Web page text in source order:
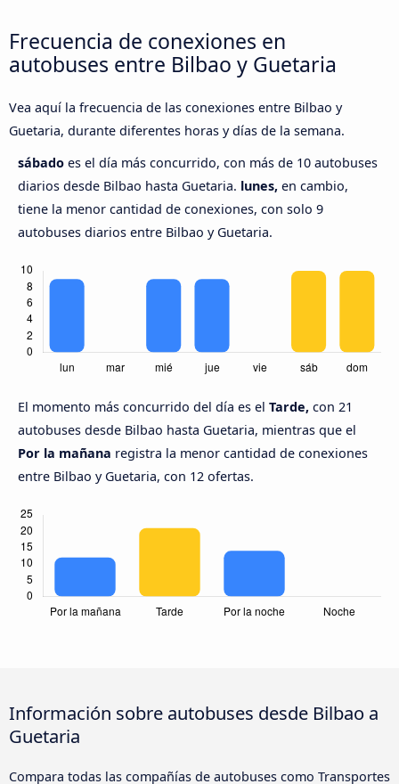
Frecuencia de conexiones en
autobuses entre Bilbao y Guetaria
Vea aquí la frecuencia de las conexiones entre Bilbao y
Guetaria, durante diferentes horas y días de la semana.
sábado es el día más concurrido, con más de 10 autobuses
diarios desde Bilbao hasta Guetaria. lunes, en cambio,
tiene la menor cantidad de conexiones, con solo 9
autobuses diarios entre Bilbao y Guetaria.
El momento más concurrido del día es el Tarde, con 21
autobuses desde Bilbao hasta Guetaria, mientras que el
Por la mañana registra la menor cantidad de conexiones
entre Bilbao y Guetaria, con 12 ofertas.
Información sobre autobuses desde Bilbao a
Guetaria
Compara todas las compañías de autobuses como Transportes